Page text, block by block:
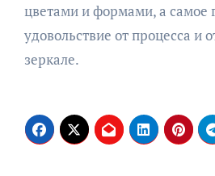
цветами и формами, а самое
удовольствие от процесса и
зеркале.